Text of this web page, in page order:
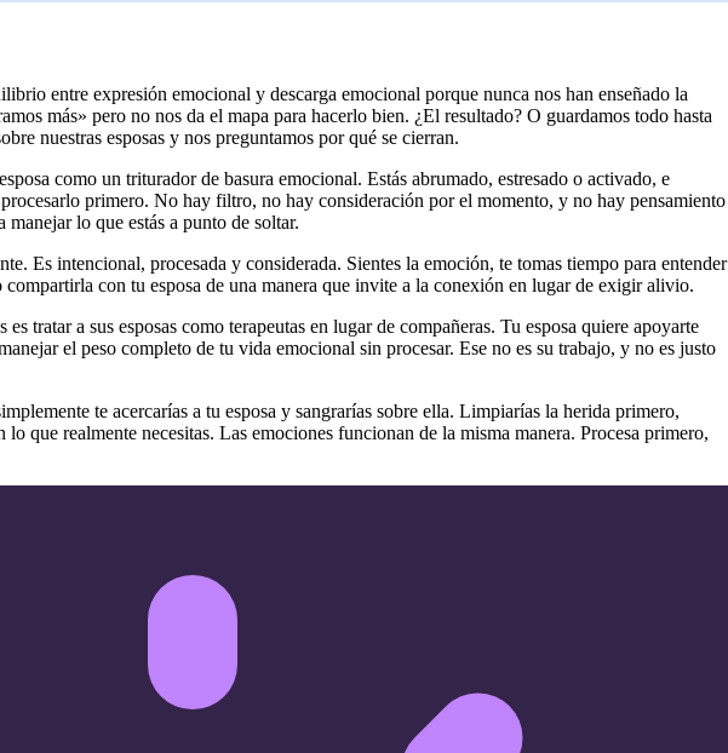
entre expresión emocional y descarga emocional porque nunca nos han enseñado la
más» pero no nos da el mapa para hacerlo bien. ¿El resultado? O guardamos todo hasta
nuestras esposas y nos preguntamos por qué se cierran.
como un triturador de basura emocional. Estás abrumado, estresado o activado, e
primero. No hay filtro, no hay consideración por el momento, y no hay pensamiento
lo que estás a punto de soltar.
Es intencional, procesada y considerada. Sientes la emoción, te tomas tiempo para entender
con tu esposa de una manera que invite a la conexión en lugar de exigir alivio.
tratar a sus esposas como terapeutas en lugar de compañeras. Tu esposa quiere apoyarte
el peso completo de tu vida emocional sin procesar. Ese no es su trabajo, y no es justo
te acercarías a tu esposa y sangrarías sobre ella. Limpiarías la herida primero,
que realmente necesitas. Las emociones funcionan de la misma manera. Procesa primero,